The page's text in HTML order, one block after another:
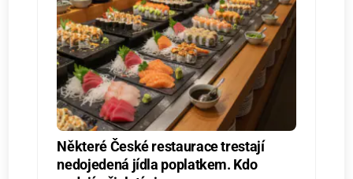
Některé České restaurace trestají
nedojedená jídla poplatkem. Kdo